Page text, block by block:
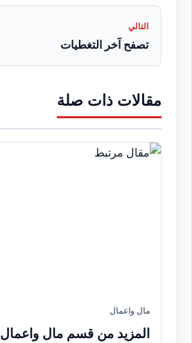
التالي
تصفح آخر التغطيات
مقالات ذات صلة
مال واعمال
المزيد من قسم مال واعمال